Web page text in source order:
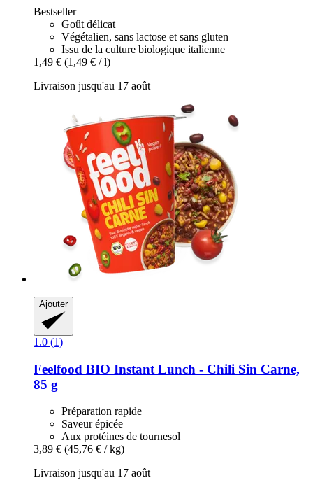
Bestseller
Goût délicat
Végétalien, sans lactose et sans gluten
Issu de la culture biologique italienne
1,49 € (1,49 € / l)
Livraison jusqu'au 17 août
Ajouter
1.0 (1)
Feelfood BIO Instant Lunch -​ Chili Sin Carne,
85 g
Préparation rapide
Saveur épicée
Aux protéines de tournesol
3,89 € (45,76 € / kg)
Livraison jusqu'au 17 août